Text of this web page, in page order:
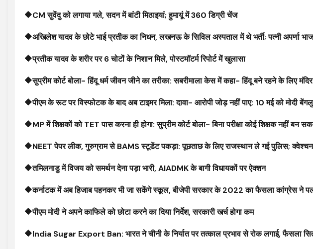
🔶CM सुवेंदु को लगाया गले, सदन में बांटी मिठाइयां; हुमायूं में 360 डिग्री चेंज
🔶अखिलेश यादव के छोटे भाई प्रतीक का निधन, लखनऊ के सिविल अस्पताल में थे भर्ती; पत्नी अपर्णा
🔶प्रतीक यादव के शरीर पर 6 चोटों के निशान मिले, पोस्टमॉटर्म रिपोर्ट में खुलासा
🔶सुप्रीम कोर्ट बोला- हिंदू धर्म जीवन जीने का तरीका: सबरीमाला केस में कहा- हिंदू बने रहने के लिए
🔶पीएम के रूट पर विस्फोटक के बाद अब टाइमर मिला: दावा- आरोपी जोड़ नहीं पाए; 10 मई को मोदी
🔶MP में शिक्षकों को TET पास करना ही होगा: सुप्रीम कोर्ट बोला- बिना परीक्षा कोई शिक्षक नहीं बन
🔶NEET पेपर लीक, गुरुग्राम से BAMS स्टूडेंट पकड़ा: पूछताछ के लिए राजस्थान ले गई पुलिस;
🔶तमिलनाडु में विजय को समर्थन देना पड़ा भारी, AIADMK के बागी विधायकों पर ऐक्शन
🔶कर्नाटक में अब हिजाब पहनकर भी जा सकेंगे स्कूल, बीजेपी सरकार के 2022 का फैसला कांग्रेस ने
🔶पीएम मोदी ने अपने काफिले को छोटा करने का दिया निर्देश, सरकारी खर्च होगा कम
🔶India Sugar Export Ban: भारत ने चीनी के निर्यात पर तत्काल प्रभाव से रोक लगाई, फैसला